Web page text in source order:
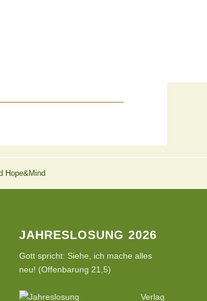
Hope&Mind
JAHRESLOSUNG 2026
Gott spricht: Siehe, ich mache alles
neu! (Offenbarung 21,5)
Verlag